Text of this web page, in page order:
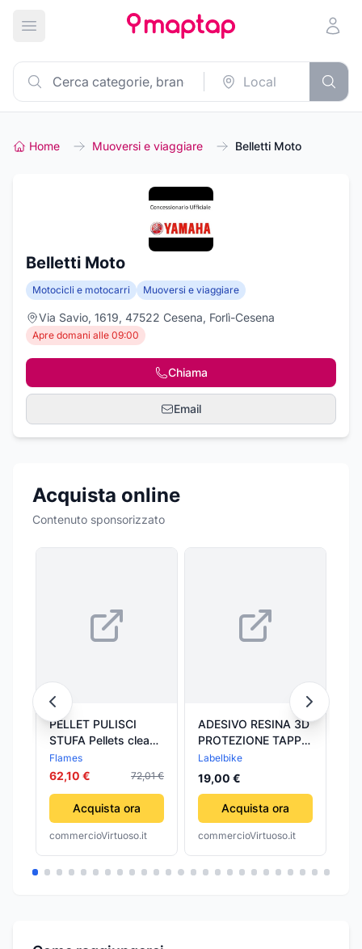
Apri menu principale
Home Muoversi e viaggiare Belletti Moto
Belletti Moto
Motocicli e motocarri Muoversi e viaggiare
Via Savio, 1619, 47522 Cesena, Forlì-Cesena
Apre domani alle 09:00
Chiama
Email
Acquista online
Contenuto sponsorizzato
PELLET PULISCI
STUFA Pellets clean-
8 confezione -
FLAMES
Flames
62,10 € 72,01 €
Acquista ora
commercioVirtuoso.it
ADESIVO RESINA 3D
PROTEZIONE TAPPO
SERBATOIO
compatibile per
MOTO CAGIVA MITO
Labelbike
19,00 €
Acquista ora
commercioVirtuoso.it